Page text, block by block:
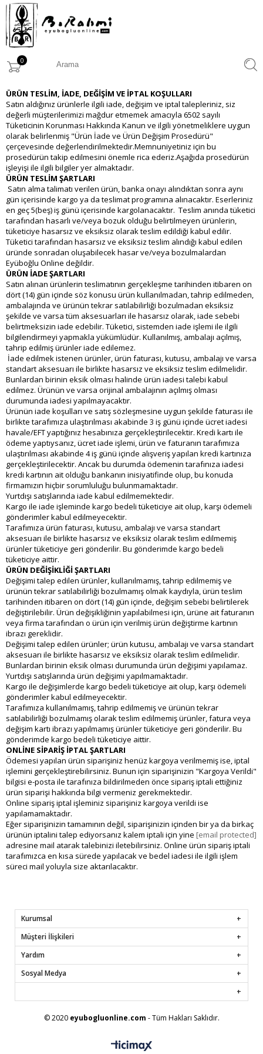
0
ÜRÜN TESLİM, İADE, DEĞİŞİM VE İPTAL KOŞULLARI
Satın aldığınız ürünlerle ilgili iade, değişim ve iptal talepleriniz, siz
değerli müşterilerimizi mağdur etmemek amacıyla 6502 sayılı
Tüketicinin Korunması Hakkında Kanun ve ilgili yönetmeliklere uygun
olarak belirlenmiş "Ürün İade ve Ürün Değişim Prosedürü"
çerçevesinde değerlendirilmektedir.Memnuniyetiniz için bu
prosedürün takip edilmesini önemle rica ederiz.Aşağıda prosedürün
işleyişi ile ilgili bilgiler yer almaktadır.
ÜRÜN TESLİM ŞARTLARI
Satın alma talimatı verilen ürün, banka onayı alındıktan sonra aynı
gün içerisinde kargo ya da teslimat programına alınacaktır. Eserleriniz
en geç 5(beş) iş günü içerisinde kargolanacaktır. Teslim anında tüketici
tarafından hasarlı ve/veya bozuk olduğu belirtilmeyen ürünlerin,
tüketiciye hasarsız ve eksiksiz olarak teslim edildiği kabul edilir.
Tüketici tarafından hasarsız ve eksiksiz teslim alındığı kabul edilen
üründe sonradan oluşabilecek hasar ve/veya bozulmalardan
Eyüboğlu Online değildir.
ÜRÜN İADE ŞARTLARI
Satın alınan ürünlerin teslimatının gerçekleşme tarihinden itibaren on
dört (14) gün içinde söz konusu ürün kullanılmadan, tahrip edilmeden,
ambalajında ve ürünün tekrar satılabilirliği bozulmadan eksiksiz
şekilde ve varsa tüm aksesuarları ile hasarsız olarak, iade sebebi
belirtmeksizin iade edebilir. Tüketici, sistemden iade işlemi ile ilgili
bilgilendirmeyi yapmakla yükümlüdür. Kullanılmış, ambalajı açılmış,
tahrip edilmiş ürünler iade edilemez.
İade edilmek istenen ürünler, ürün faturası, kutusu, ambalajı ve varsa
standart aksesuarı ile birlikte hasarsız ve eksiksiz teslim edilmelidir.
Bunlardan birinin eksik olması halinde ürün iadesi talebi kabul
edilmez. Ürünün ve varsa orijinal ambalajının açılmış olması
durumunda iadesi yapılmayacaktır.
Ürünün iade koşulları ve satış sözleşmesine uygun şekilde faturası ile
birlikte tarafımıza ulaştırılması akabinde 3 iş günü içinde ücret iadesi
havale/EFT yaptığınız hesabınıza gerçekleştirilecektir. Kredi kartı ile
ödeme yaptıysanız, ücret iade işlemi, ürün ve faturanın tarafımıza
ulaştırılması akabinde 4 iş günü içinde alışveriş yapılan kredi kartınıza
gerçekleştirilecektir. Ancak bu durumda ödemenin tarafınıza iadesi
kredi kartının ait olduğu bankanın inisiyatifinde olup, bu konuda
firmamızın hiçbir sorumluluğu bulunmamaktadır.
Yurtdışı satışlarında iade kabul edilmemektedir.
Kargo ile iade işleminde kargo bedeli tüketiciye ait olup, karşı ödemeli
gönderimler kabul edilmeyecektir.
Tarafımıza ürün faturası, kutusu, ambalajı ve varsa standart
aksesuarı ile birlikte hasarsız ve eksiksiz olarak teslim edilmemiş
ürünler tüketiciye geri gönderilir. Bu gönderimde kargo bedeli
tüketiciye aittir.
ÜRÜN DEĞİŞİKLİĞİ ŞARTLARI
Değişimi talep edilen ürünler, kullanılmamış, tahrip edilmemiş ve
ürünün tekrar satılabilirliği bozulmamış olmak kaydıyla, ürün teslim
tarihinden itibaren on dört (14) gün içinde, değişim sebebi belirtilerek
değiştirilebilir. Ürün değişikliğinin yapılabilmesi için, ürüne ait faturanın
veya firma tarafından o ürün için verilmiş ürün değiştirme kartının
ibrazı gereklidir.
Değişimi talep edilen ürünler; ürün kutusu, ambalajı ve varsa standart
aksesuarı ile birlikte hasarsız ve eksiksiz olarak teslim edilmelidir.
Bunlardan birinin eksik olması durumunda ürün değişimi yapılamaz.
Yurtdışı satışlarında ürün değişimi yapılmamaktadır.
Kargo ile değişimlerde kargo bedeli tüketiciye ait olup, karşı ödemeli
gönderimler kabul edilmeyecektir.
Tarafımıza kullanılmamış, tahrip edilmemiş ve ürünün tekrar
satılabilirliği bozulmamış olarak teslim edilmemiş ürünler, fatura veya
değişim kartı ibrazı yapılmamış ürünler tüketiciye geri gönderilir. Bu
gönderimde kargo bedeli tüketiciye aittir.
ONLİNE SİPARİŞ İPTAL ŞARTLARI
Ödemesi yapılan ürün siparişiniz henüz kargoya verilmemiş ise, iptal
işlemini gerçekleştirebilirsiniz. Bunun için siparişinizin "Kargoya Verildi"
bilgisi e-posta ile tarafınıza bildirilmeden önce sipariş iptali ettiğiniz
ürün siparişi hakkında bilgi vermeniz gerekmektedir.
Online sipariş iptal işleminiz siparişiniz kargoya verildi ise
yapılamamaktadır.
Eğer siparişinizin tamamının değil, siparişinizin içinden bir ya da birkaç
ürünün iptalini talep ediyorsanız kalem iptali için yine [email protected]
adresine mail atarak talebinizi iletebilirsiniz. Online ürün sipariş iptali
tarafımızca en kısa sürede yapılacak ve bedel iadesi ile ilgili işlem
süreci mail yoluyla size aktarılacaktır.
Kurumsal
Müşteri İlişkileri
Yardım
Sosyal Medya
© 2020 eyubogluonline.com - Tüm Hakları Saklıdır.